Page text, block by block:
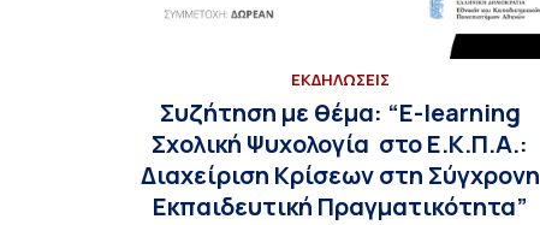
ΕΚΔΗΛΩΣΕΙΣ
Συζήτηση με θέμα: “E-learning
Σχολική Ψυχολογία στο Ε.Κ.Π.Α.:
Διαχείριση Κρίσεων στη Σύγχρονη
Εκπαιδευτική Πραγματικότητα”